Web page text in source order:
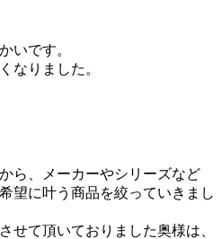
いです。
なりました。
ら、メーカーやシリーズなど
望に叶う商品を絞っていきまし
せて頂いておりました奥様は、